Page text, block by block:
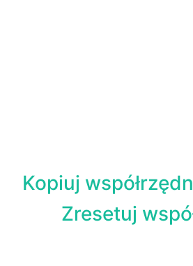
Kopiuj
Zresetuj